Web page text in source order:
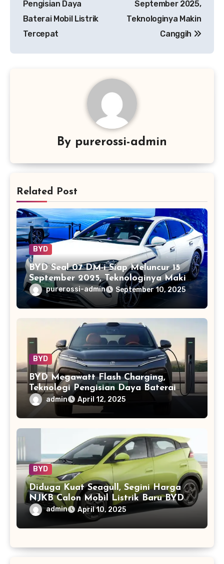
Pengisian Daya
Baterai Mobil Listrik
Tercepat
September 2025,
Teknologinya Makin
Canggih
By purerossi-admin
Related Post
BYD
BYD Seal 07 DM-i Siap Meluncur 15
September 2025, Teknologinya Makin
Canggihpurerossi-admin September 10, 2025
BYD
BYD Megawatt Flash Charging,
Teknologi Pengisian Daya Baterai
Mobil Listrik Tercepat
admin April 12, 2025
BYD
Diduga Kuat Seagull, Segini Harga
NJKB Calon Mobil Listrik Baru BYD
admin April 10, 2025